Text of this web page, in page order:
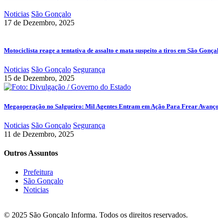
Noticias São Gonçalo
17 de Dezembro, 2025
Motociclista reage a tentativa de assalto e mata suspeito a tiros em São
Noticias São Gonçalo Segurança
15 de Dezembro, 2025
Megaoperação no Salgueiro: Mil Agentes Entram em Ação Para Frear
Noticias São Gonçalo Segurança
11 de Dezembro, 2025
Outros Assuntos
Prefeitura
São Gonçalo
Noticias
© 2025 São Gonçalo Informa. Todos os direitos reservados.